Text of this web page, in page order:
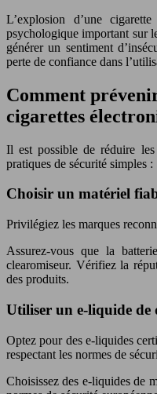
L’explosion d’une
psychologique important sur
générer un sentiment
perte de confiance dans
Comment
cigarettes
Il est possible de réduire les
pratiques de sécurité simples :
Choisir un matériel
Privilégiez les marques
Assurez-vous que la
clearomiseur. Vérifiez la
des produits.
Utiliser un e-liquide de
Optez pour des e-liquides
respectant les normes de
Choisissez des e-liquides de